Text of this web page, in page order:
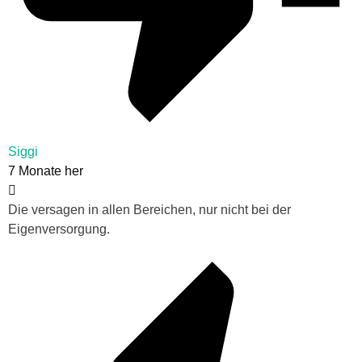
Siggi
7 Monate her
Die versagen in allen Bereichen, nur nicht bei der
Eigenversorgung.